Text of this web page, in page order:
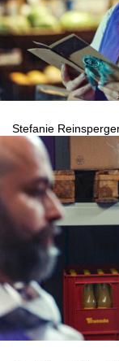
Stefanie